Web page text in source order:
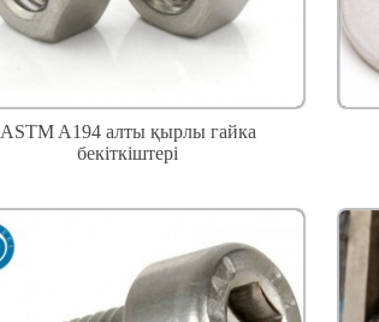
ASTM A194 алты қырлы гайка
бекіткіштері